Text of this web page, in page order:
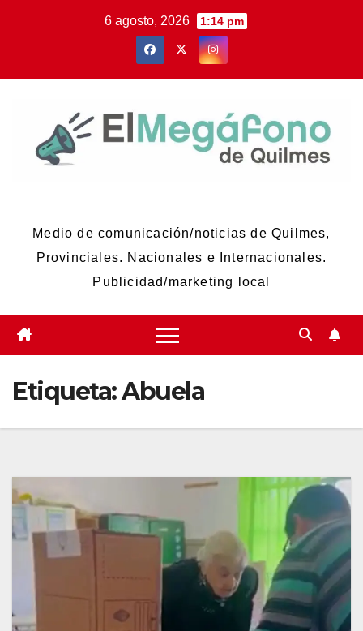
6 agosto, 2026 1:14 pm
Medio de comunicación/noticias de Quilmes,
Provinciales. Nacionales e Internacionales.
Publicidad/marketing local
Etiqueta:Abuela